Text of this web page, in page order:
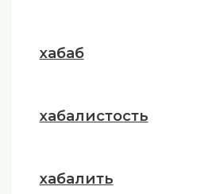
хабаб
хабалистость
хабалить